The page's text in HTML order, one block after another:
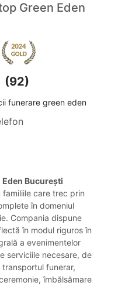
Green Eden
(92)
funerare green eden
București
care trec prin
în domeniul
Compania dispune
în modul riguros în
a evenimentelor
serviciile necesare, de
funerar,
îmbălsămare